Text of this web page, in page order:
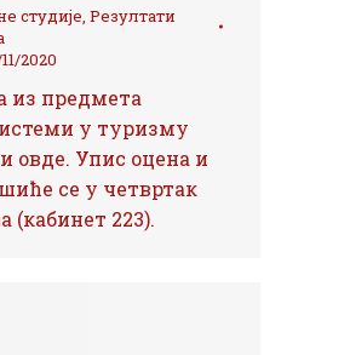
студије, Резултати
2020
из предмета
у туризму
овде. Упис оцена и
се у четвртак
(кабинет 223).